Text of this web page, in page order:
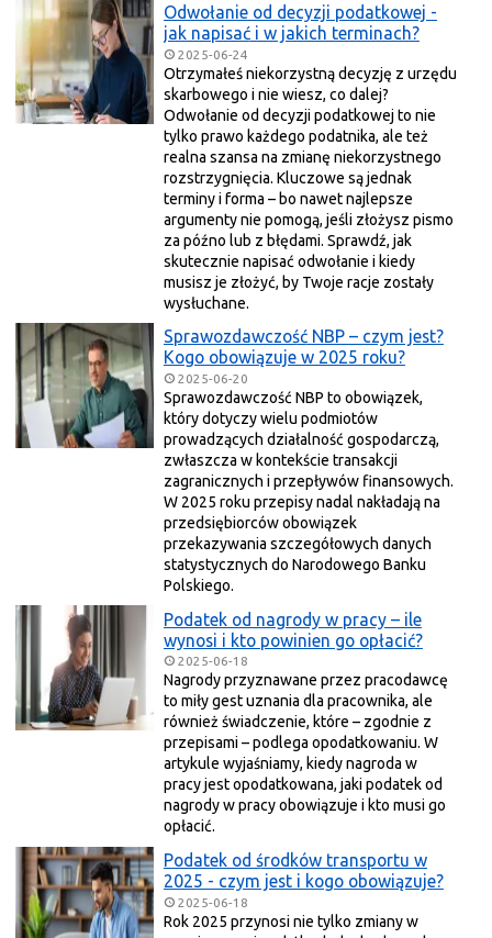
Odwołanie od decyzji podatkowej -
jak napisać i w jakich terminach?
2025-06-24
Otrzymałeś niekorzystną decyzję z urzędu
skarbowego i nie wiesz, co dalej?
Odwołanie od decyzji podatkowej to nie
tylko prawo każdego podatnika, ale też
realna szansa na zmianę niekorzystnego
rozstrzygnięcia. Kluczowe są jednak
terminy i forma – bo nawet najlepsze
argumenty nie pomogą, jeśli złożysz pismo
za późno lub z błędami. Sprawdź, jak
skutecznie napisać odwołanie i kiedy
musisz je złożyć, by Twoje racje zostały
wysłuchane.
Sprawozdawczość NBP – czym jest?
Kogo obowiązuje w 2025 roku?
2025-06-20
Sprawozdawczość NBP to obowiązek,
który dotyczy wielu podmiotów
prowadzących działalność gospodarczą,
zwłaszcza w kontekście transakcji
zagranicznych i przepływów finansowych.
W 2025 roku przepisy nadal nakładają na
przedsiębiorców obowiązek
przekazywania szczegółowych danych
statystycznych do Narodowego Banku
Polskiego.
Podatek od nagrody w pracy – ile
wynosi i kto powinien go opłacić?
2025-06-18
Nagrody przyznawane przez pracodawcę
to miły gest uznania dla pracownika, ale
również świadczenie, które – zgodnie z
przepisami – podlega opodatkowaniu. W
artykule wyjaśniamy, kiedy nagroda w
pracy jest opodatkowana, jaki podatek od
nagrody w pracy obowiązuje i kto musi go
opłacić.
Podatek od środków transportu w
2025 - czym jest i kogo obowiązuje?
2025-06-18
Rok 2025 przynosi nie tylko zmiany w